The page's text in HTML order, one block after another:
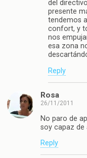
del
presente
tendemos
confort, y
nos
esa zona
Reply
Rosa
26/11/2011
No paro de
soy capaz
Reply